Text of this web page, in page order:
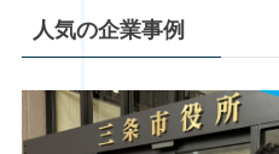
人気の企業事例